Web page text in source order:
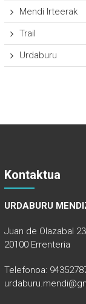
Mendi Irteerak
Trail
Urdaburu
Kontaktua
URDABURU
Juan de Olazabal
20100 Errenteria
Telefonoa: